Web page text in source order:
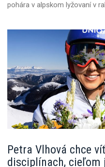
pohára v alpskom lyžovaní v
Petra Vlhová chce
disciplínach, cieľom